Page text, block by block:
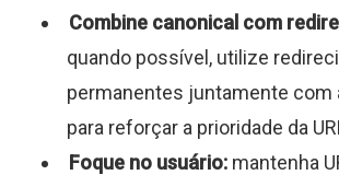
Combine canonical com
quando possível, utilize
permanentes juntamente com
para reforçar a prioridade da
Foque no usuário: mantenha